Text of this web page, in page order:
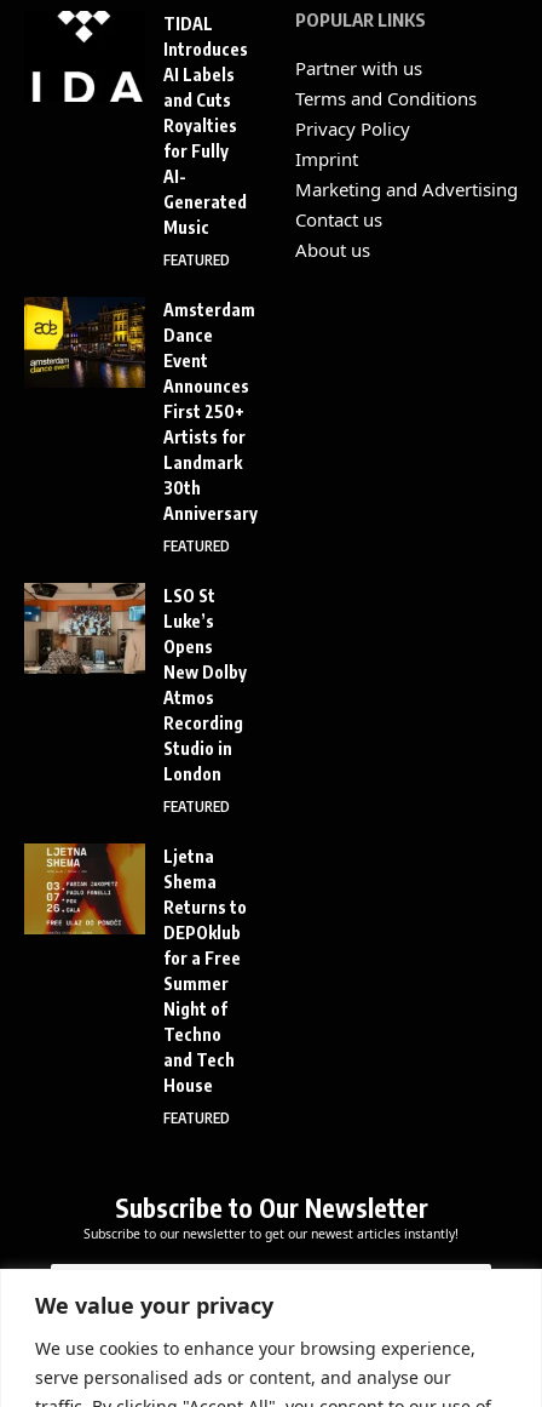
We value your privacy
We use cookies to enhance your browsing experience,
serve personalised ads or content, and analyse our
TIDAL
Introduces
AI Labels
and Cuts
Royalties
for Fully
AI-
Generated
Music
FEATURED
Amsterdam
Dance
Event
Announces
First 250+
Artists for
Landmark
30th
Anniversary
FEATURED
LSO St
Luke’s
Opens
New Dolby
Atmos
Recording
Studio in
London
FEATURED
Ljetna
Shema
Returns to
DEPOklub
for a Free
Summer
Night of
Techno
and Tech
House
FEATURED
POPULAR LINKS
Partner with us
Terms and Conditions
Privacy Policy
Imprint
Marketing and Advertising
Contact us
About us
Subscribe to Our Newsletter
Subscribe to our newsletter to get our newest articles instantly!
m
i
l
E
a
l
E
m
a
i
*
Subscribe Now